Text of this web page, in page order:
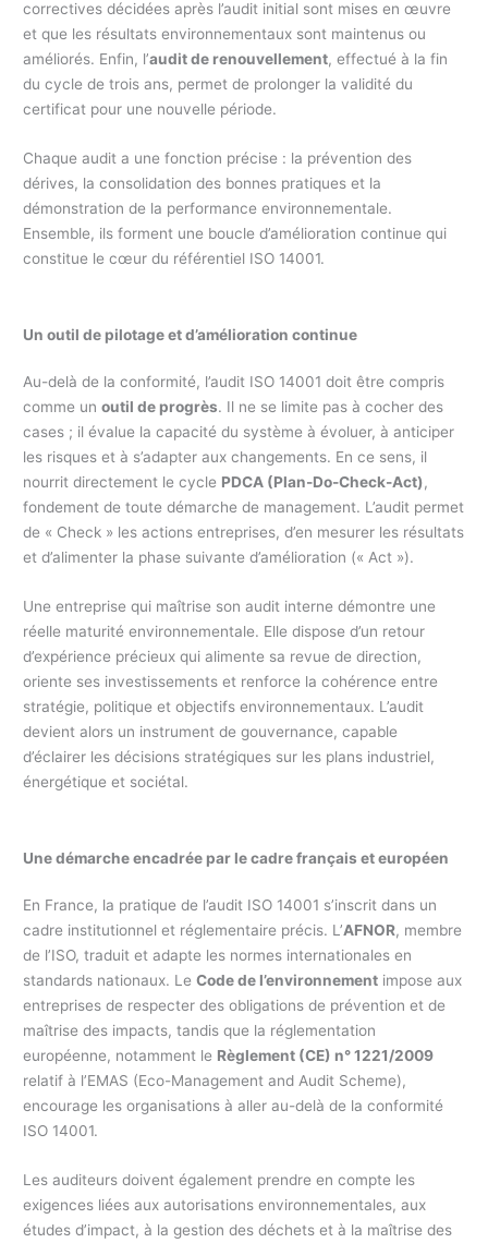
correctives décidées après l’audit initial sont mises en œuvre
et que les résultats environnementaux sont maintenus ou
améliorés. Enfin, l’audit de renouvellement, effectué à la fin
du cycle de trois ans, permet de prolonger la validité du
certificat pour une nouvelle période.
Chaque audit a une fonction précise : la prévention des
dérives, la consolidation des bonnes pratiques et la
démonstration de la performance environnementale.
Ensemble, ils forment une boucle d’amélioration continue qui
constitue le cœur du référentiel ISO 14001.
Un outil de pilotage et d’amélioration continue
Au-delà de la conformité, l’audit ISO 14001 doit être compris
comme unoutil de progrès. Il ne se limite pas à cocher des
cases ; il évalue la capacité du système à évoluer, à anticiper
les risques et à s’adapter aux changements. En ce sens, il
nourrit directement le cycle PDCA (Plan-Do-Check-Act),
fondement de toute démarche de management. L’audit permet
de « Check » les actions entreprises, d’en mesurer les résultats
et d’alimenter la phase suivante d’amélioration (« Act »).
Une entreprise qui maîtrise son audit interne démontre une
réelle maturité environnementale. Elle dispose d’un retour
d’expérience précieux qui alimente sa revue de direction,
oriente ses investissements et renforce la cohérence entre
stratégie, politique et objectifs environnementaux. L’audit
devient alors un instrument de gouvernance, capable
d’éclairer les décisions stratégiques sur les plans industriel,
énergétique et sociétal.
Une démarche encadrée par le cadre français et européen
En France, la pratique de l’audit ISO 14001 s’inscrit dans un
cadre institutionnel et réglementaire précis. L’AFNOR, membre
de l’ISO, traduit et adapte les normes internationales en
standards nationaux. LeCode de l’environnement impose aux
entreprises de respecter des obligations de prévention et de
maîtrise des impacts, tandis que la réglementation
européenne, notamment le Règlement (CE) n° 1221/2009
relatif à l’EMAS (Eco-Management and Audit Scheme),
encourage les organisations à aller au-delà de la conformité
ISO 14001.
Les auditeurs doivent également prendre en compte les
exigences liées aux autorisations environnementales, aux
études d’impact, à la gestion des déchets et à la maîtrise des